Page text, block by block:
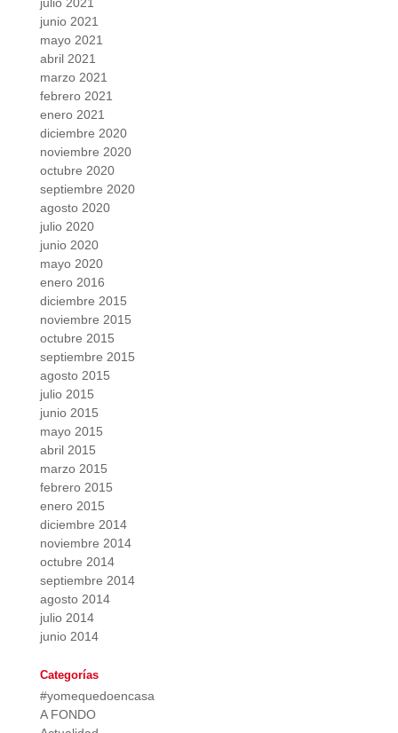
junio 2021
mayo 2021
abril 2021
marzo 2021
febrero 2021
enero 2021
diciembre 2020
noviembre 2020
octubre 2020
septiembre 2020
agosto 2020
julio 2020
junio 2020
mayo 2020
enero 2016
diciembre 2015
noviembre 2015
octubre 2015
septiembre 2015
agosto 2015
julio 2015
junio 2015
mayo 2015
abril 2015
marzo 2015
febrero 2015
enero 2015
diciembre 2014
noviembre 2014
octubre 2014
septiembre 2014
agosto 2014
julio 2014
junio 2014
Categorías
#yomequedoencasa
A FONDO